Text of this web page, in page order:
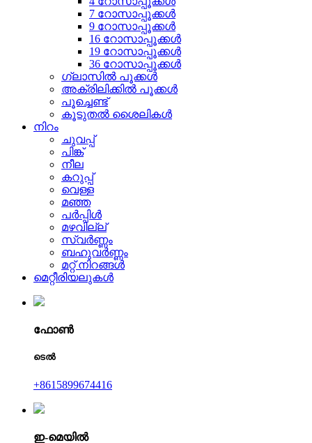
7 റോസാപ്പൂക്കൾ
9 റോസാപ്പൂക്കൾ
16 റോസാപ്പൂക്കൾ
19 റോസാപ്പൂക്കൾ
36 റോസാപ്പൂക്കൾ
ഗ്ലാസിൽ പൂക്കൾ
അക്രിലിക്കിൽ പൂക്കൾ
പൂച്ചെണ്ട്
കൂടുതൽ ശൈലികൾ
നിറം
ചുവപ്പ്
പിങ്ക്
നീല
കറുപ്പ്
വെള്ള
മഞ്ഞ
പർപ്പിൾ
മഴവില്ല്
സ്വർണ്ണം
ബഹുവർണ്ണം
മറ്റ് നിറങ്ങൾ
മെറ്റീരിയലുകൾ
ഫോൺ
ടെൽ
+8615899674416
ഇ-മെയിൽ